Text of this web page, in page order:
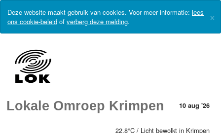
Deze website maakt gebruik van cookies. Voor meer informatie: lees
ons cookie-beleid of verberg deze melding. ×
Lokale Omroep Krimpen 10 aug '26
22.8°C / Licht bewolkt in Krimpen